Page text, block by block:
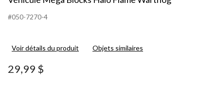
#050-7270-4
Voir détails du produit Objets similaires
29,99 $